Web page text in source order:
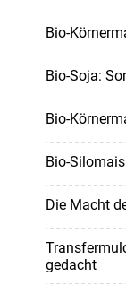
Bio-
Bio-Soja:
Bio-
Bio-
Die Macht
gedacht